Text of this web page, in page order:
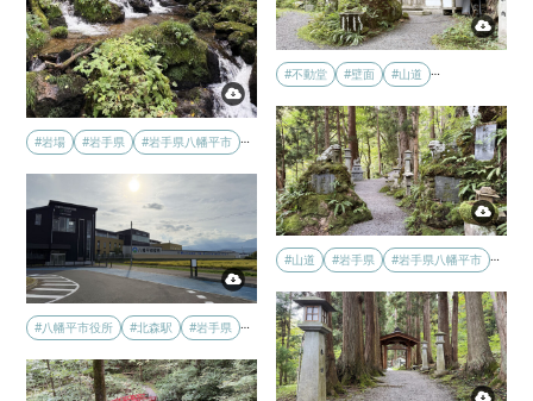
#岩場 #岩手県 #岩手県八幡平市 …
#不動堂 #壁面 #山道
#山道 #岩手県 #岩手県八幡平市
#八幡平市役所 #北森駅 #岩手県 …